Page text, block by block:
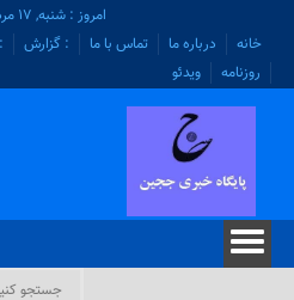
امروز : شنبه, ۱۷ مرداد , ۱۴۰۵
خانه
درباره ما تماس با ما : گزارش
روزنامه
ویدئو